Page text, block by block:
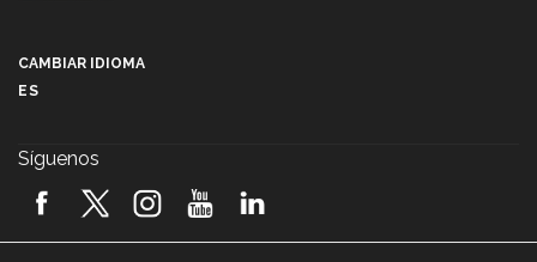
2026! (video)
CAMBIAR IDIOMA
ES
Síguenos